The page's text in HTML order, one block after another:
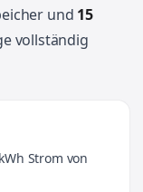
und 15
vollständig
Strom von